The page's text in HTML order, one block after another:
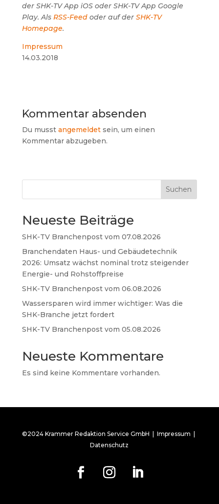
der SHK-TV App iOS oder SHK-TV App Google
Play. Als RSS-Feedoder auf der SHK-TV
Homepage.
Impressum
14.03.2018
Kommentar absenden
Du musst angemeldetsein, um einen
Kommentar abzugeben.
Suchen
Neueste Beiträge
SHK-TV Branchenpost vom 07.08.2026
Branchendaten Haus- und Gebäudetechnik
2026: Umsatz wächst nominal trotz steigender
Energie- und Rohstoffpreise
SHK-TV Branchenpost vom 06.08.2026
Wassersparen wird immer wichtiger: Was die
SHK-Branche jetzt fordert
SHK-TV Branchenpost vom 05.08.2026
Neueste Kommentare
Es sind keine Kommentare vorhanden.
©2024 Krammer Redaktion Service GmbH |Impressum
Datenschutz